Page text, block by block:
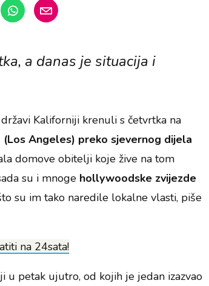
a danas je situacija i
Kaliforniji krenuli s četvrtka na
Angeles) preko sjevernog dijela
domove obitelji koje žive na tom
su i mnoge hollywoodske zvijezde
su im tako naredile lokalne vlasti, piše
na 24sata!
u petak ujutro, od kojih je jedan izazvao